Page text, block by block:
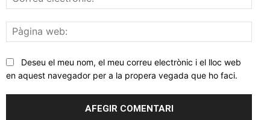
web:
Deseu el meu nom, el meu correu electrònic i el lloc web
en aquest navegador per a la propera vegada que ho faci.